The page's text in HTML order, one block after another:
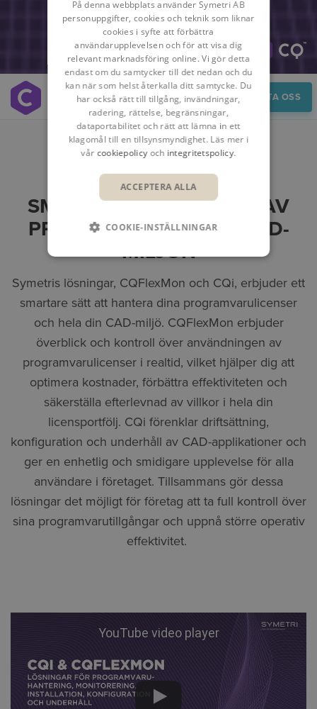
Översikt KONTAKTA OSS
CQFLEXMON OCH CQI:
SMARTARE HANTERING AV
PROGRAMVARA OCH CAD-
MILJÖN
Symetris lösningar, CQFlexMon och CQi, erbjuder ett
smartare sätt att hantera dina programvarulicenser
och hela din CAD-miljö. CQFlexMon erbjuder
överblick och kontroll över användningen av
programvarulicenser i realtid, vilket hjälper dig att
optimera kostnader, förbättra effektiviteten och
säkerställa efterlevnad av villkor i hela din
licensportfölj. CQi förenklar driftsättning,
konfiguration och underhåll av CAD-applikationer och
ger en enhetlig och smidigare upplevelse för alla
användare i företaget. Tillsammans gör dessa
lösningar det möjligt för företag att ta full kontroll över
sina programvarutillgångar och uppnå större operativ
effektivitet.
YouTube video player
På denna webbplats använder Symetri AB
personuppgifter, cookies och teknik som liknar
cookies i syfte att förbättra
användarupplevelsen och för att visa dig
relevant marknadsföring online. Vi gör detta
endast om du samtycker till det nedan och du
kan när som helst återkalla ditt samtycke. Du
har också rätt till tillgång, invändningar,
radering, rättelse, begränsningar,
dataportabilitet och rätt att lämna in ett
klagomål till en tillsynsmyndighet. Läs mer i
vår cookiepolicyoch integritetspolicy.
ACCEPTERA ALLA
COOKIE-INSTÄLLNINGAR